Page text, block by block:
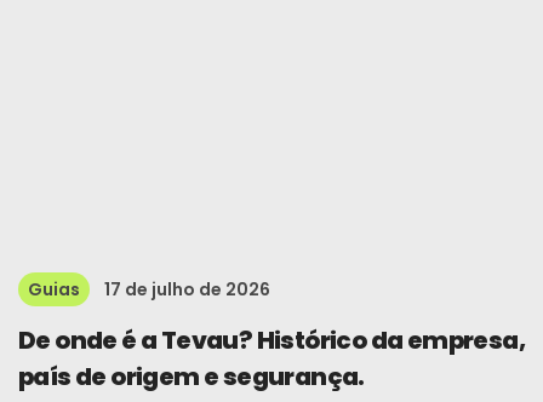
Guias 17 de julho de 2026
De onde é a Tevau? Histórico da empresa,
país de origem e segurança.